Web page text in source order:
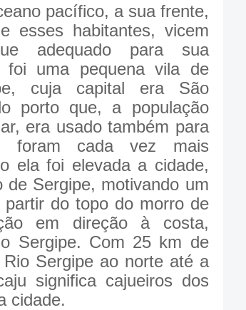
pacífico, a sua frente,
esses habitantes, vicem
adequado para sua
foi uma pequena vila de
cuja capital era São
porto que, a população
era usado também para
foram cada vez mais
ela foi elevada a cidade,
Sergipe, motivando um
do topo do morro de
em direção à costa,
Sergipe. Com 25 km de
Sergipe ao norte até a
significa cajueiros dos
cidade.